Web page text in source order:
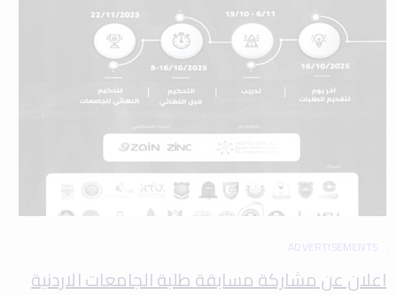
ADVERTISEMENTS
اعلان عن مشاركة مسابقة طلبة الجامعات الاردنية